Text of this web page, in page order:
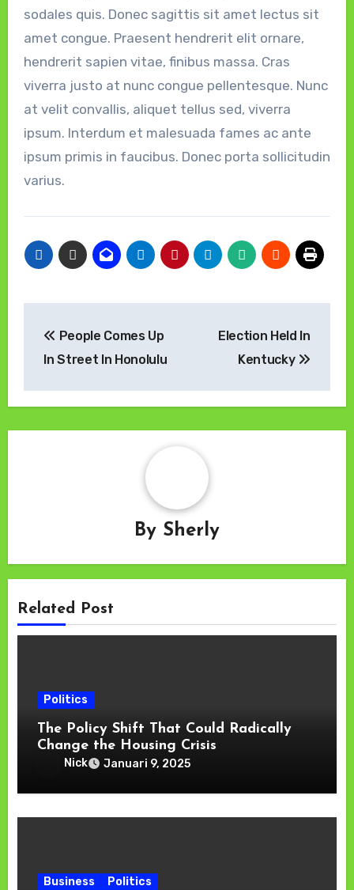
sodales quis. Donec sagittis sit amet lectus sit
amet congue. Praesent hendrerit elit ornare,
hendrerit sapien vitae, finibus massa. Cras
viverra justo at nunc congue pellentesque. Nunc
at velit convallis, aliquet tellus sed, viverra
ipsum. Interdum et malesuada fames ac ante
ipsum primis in faucibus. Donec porta sollicitudin
varius.
pos
People Comes Up
In Street In Honolulu
Election Held In
Kentucky
By Sherly
Related Post
Politics
The Policy Shift That Could Radically
Change the Housing Crisis
Nick Januari 9, 2025
Business Politics